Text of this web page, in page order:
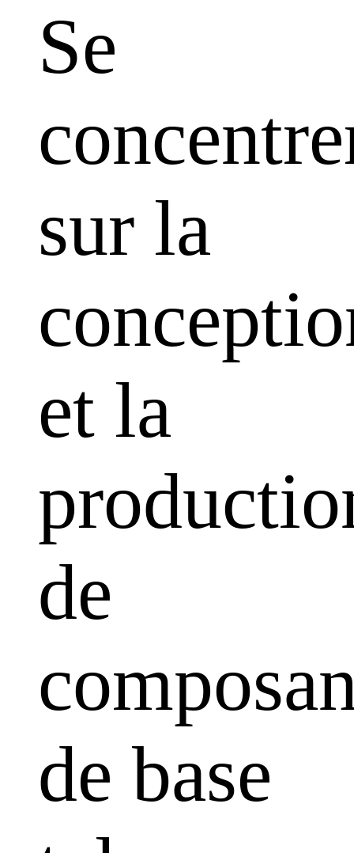
Se
sur la
et la
de
de base